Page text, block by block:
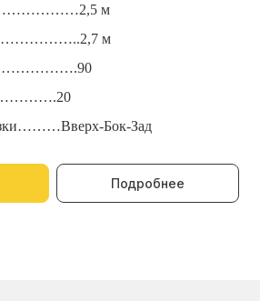
м
м
т………….20
Бок-Зад
Подробнее